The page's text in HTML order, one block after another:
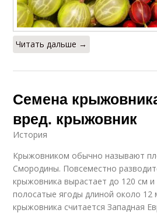
Читать дальше →
Семена
вред. крыжовник
История
Крыжовником обычно называют
Смородины. Повсеместно
крыжовника вырастает до 120 см
полосатые ягоды длиной около 12
крыжовника считается Западная